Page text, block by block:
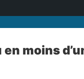
moins